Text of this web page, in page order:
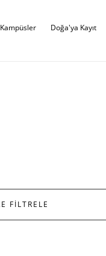
Kampüsler Doğa'ya Kayıt